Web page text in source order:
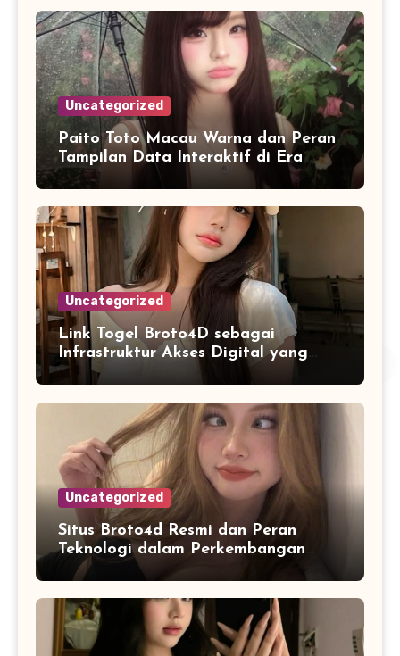
Uncategorized
Paito Toto Macau Warna dan Peran
Tampilan Data Interaktif di Era
Informasi Digital Modern
Uncategorized
Link Togel Broto4D sebagai
Infrastruktur Akses Digital yang
Lebih Stabil dan Cepat
Uncategorized
Situs Broto4d Resmi dan Peran
Teknologi dalam Perkembangan
Platform Online